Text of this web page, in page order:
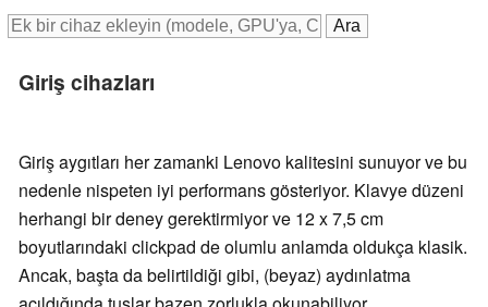
Giriş cihazları
Giriş aygıtları her zamanki Lenovo kalitesini sunuyor ve bu
nedenle nispeten iyi performans gösteriyor. Klavye düzeni
herhangi bir deney gerektirmiyor ve 12 x 7,5 cm
boyutlarındaki clickpad de olumlu anlamda oldukça klasik.
Ancak, başta da belirtildiği gibi, (beyaz) aydınlatma